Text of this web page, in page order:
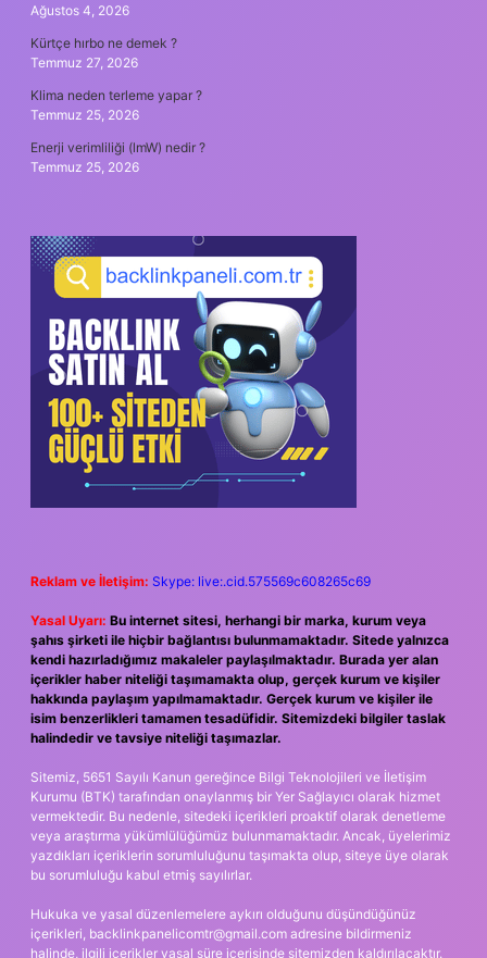
Ağustos 4, 2026
Kürtçe hırbo ne demek ?
Temmuz 27, 2026
Klima neden terleme yapar ?
Temmuz 25, 2026
Enerji verimliliği (lmW) nedir ?
Temmuz 25, 2026
Reklam ve İletişim: Skype: live:.cid.575569c608265c69
Yasal Uyarı: Bu internet sitesi, herhangi bir marka, kurum veya
şahıs şirketi ile hiçbir bağlantısı bulunmamaktadır. Sitede yalnızca
kendi hazırladığımız makaleler paylaşılmaktadır. Burada yer alan
içerikler haber niteliği taşımamakta olup, gerçek kurum ve kişiler
hakkında paylaşım yapılmamaktadır. Gerçek kurum ve kişiler ile
isim benzerlikleri tamamen tesadüfidir. Sitemizdeki bilgiler taslak
halindedir ve tavsiye niteliği taşımazlar.
Sitemiz, 5651 Sayılı Kanun gereğince Bilgi Teknolojileri ve İletişim
Kurumu (BTK) tarafından onaylanmış bir Yer Sağlayıcı olarak hizmet
vermektedir. Bu nedenle, sitedeki içerikleri proaktif olarak denetleme
veya araştırma yükümlülüğümüz bulunmamaktadır. Ancak, üyelerimiz
yazdıkları içeriklerin sorumluluğunu taşımakta olup, siteye üye olarak
bu sorumluluğu kabul etmiş sayılırlar.
Hukuka ve yasal düzenlemelere aykırı olduğunu düşündüğünüz
içerikleri, backlinkpanelicomtr@gmail.com adresine bildirmeniz
halinde, ilgili içerikler yasal süre içerisinde sitemizden kaldırılacaktır.